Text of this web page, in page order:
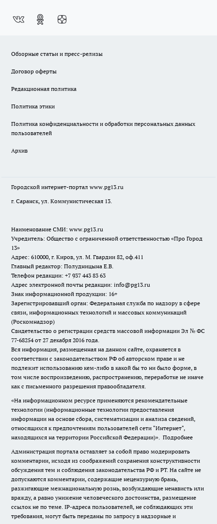
Обзорные статьи и пресс-релизы
Договор оферты
Редакционная политика
Политика этики
Политика конфиденциальности и обработки персональных данных
пользователей
Архив
Городской интернет-портал www.pg13.ru
г. Саранск, ул. Коммунистическая 13.
Наименование СМИ: www.pg13.ru
Учредитель: Общество с ограниченной ответственностью «Про Город
13»
Адрес: 610000, г. Киров, ул. М. Гвардии 82, оф.411
Главный редактор: Полудницына Е.В.
Телефон редакции: +7 937 443 83 63
Адрес электронной почты редакции: info@pg13.ru
Знак информационной продукции: 16+
Зарегистрировавший орган: Федеральная служба по надзору в сфере
связи, информационных технологий и массовых коммуникаций
(Роскомнадзор)
Свидетельство о регистрации средств массовой информации Эл № ФС
77-68254 от 27 декабря 2016 года.
Вся информация, размещенная на данном сайте, охраняется в
соответствии с законодательством РФ об авторском праве и не
подлежит использованию кем-либо в какой бы то ни было форме, в
том числе воспроизведению, распространению, переработке не иначе
как с письменного разрешения правообладателя.
«На информационном ресурсе применяются рекомендательные
технологии (информационные технологии предоставления
информации на основе сбора, систематизации и анализа сведений,
относящихся к предпочтениям пользователей сети "Интернет",
находящихся на территории Российской Федерации)». Подробнее
Администрация портала оставляет за собой право модерировать
комментарии, исходя из соображений сохранения конструктивности
обсуждения тем и соблюдения законодательства РФ и РТ. На сайте не
допускаются комментарии, содержащие нецензурную брань,
разжигающие межнациональную рознь, возбуждающие ненависть или
вражду, а равно унижение человеческого достоинства, размещение
ссылок не по теме. IP-адреса пользователей, не соблюдающих эти
требования, могут быть переданы по запросу в надзорные и